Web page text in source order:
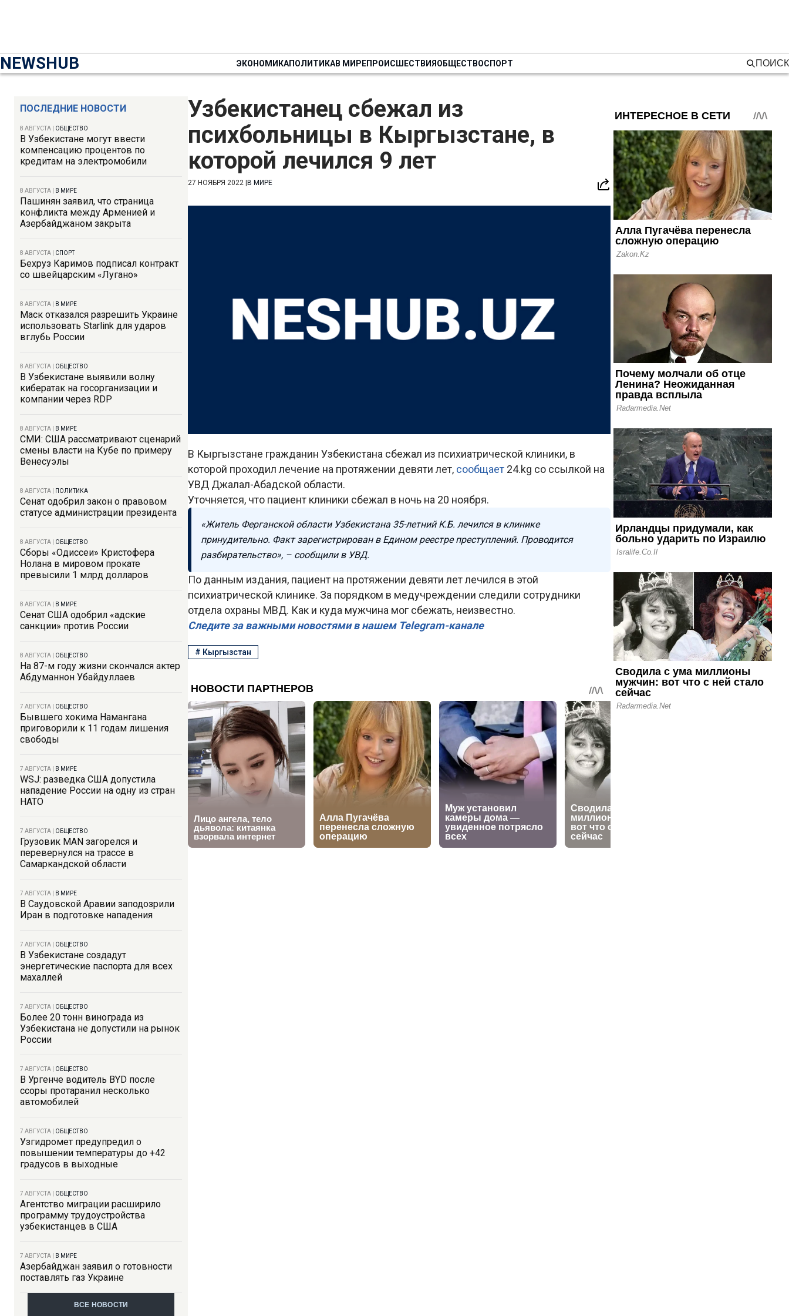
NEWSHUB ЭКОНОМИКАПОЛИТИКАВ МИРЕПРОИСШЕСТВИЯОБЩЕСТВОСПОРТ ПОИСК
ПОСЛЕДНИЕ НОВОСТИ
8 АВГУСТА ОБЩЕСТВО
В Узбекистане могут ввести
компенсацию процентов по
кредитам на электромобили
8 АВГУСТА В МИРЕ
Пашинян заявил, что страница
конфликта между Арменией и
Азербайджаном закрыта
8 АВГУСТА СПОРТ
Бехруз Каримов подписал контракт
со швейцарским «Лугано»
8 АВГУСТА В МИРЕ
Маск отказался разрешить Украине
использовать Starlink для ударов
вглубь России
8 АВГУСТА ОБЩЕСТВО
В Узбекистане выявили волну
кибератак на госорганизации и
компании через RDP
8 АВГУСТА В МИРЕ
СМИ: США рассматривают сценарий
смены власти на Кубе по примеру
Венесуэлы
8 АВГУСТА ПОЛИТИКА
Сенат одобрил закон о правовом
статусе администрации президента
8 АВГУСТА ОБЩЕСТВО
Сборы «Одиссеи» Кристофера
Нолана в мировом прокате
превысили 1 млрд долларов
8 АВГУСТА В МИРЕ
Сенат США одобрил «адские
санкции» против России
8 АВГУСТА ОБЩЕСТВО
На 87-м году жизни скончался актер
Абдуманнон Убайдуллаев
7 АВГУСТА ОБЩЕСТВО
Бывшего хокима Намангана
приговорили к 11 годам лишения
свободы
7 АВГУСТА В МИРЕ
WSJ: разведка США допустила
нападение России на одну из стран
НАТО
7 АВГУСТА ОБЩЕСТВО
Грузовик MAN загорелся и
перевернулся на трассе в
Самаркандской области
7 АВГУСТА В МИРЕ
В Саудовской Аравии заподозрили
Иран в подготовке нападения
7 АВГУСТА ОБЩЕСТВО
В Узбекистане создадут
энергетические паспорта для всех
махаллей
7 АВГУСТА ОБЩЕСТВО
Более 20 тонн винограда из
Узбекистана не допустили на рынок
России
7 АВГУСТА ОБЩЕСТВО
В Ургенче водитель BYD после
ссоры протаранил несколько
автомобилей
7 АВГУСТА ОБЩЕСТВО
Узгидромет предупредил о
повышении температуры до +42
градусов в выходные
7 АВГУСТА ОБЩЕСТВО
Агентство миграции расширило
программу трудоустройства
узбекистанцев в США
7 АВГУСТА В МИРЕ
Азербайджан заявил о готовности
поставлять газ Украине
ВСЕ НОВОСТИ
Узбекистанец сбежал из
психбольницы в Кыргызстане, в
которой лечился 9 лет
27 НОЯБРЯ 2022 В МИРЕ
В Кыргызстане гражданин Узбекистана сбежал из психиатрической клиники, в
которой проходил лечение на протяжении девяти лет, сообщает 24.kg со ссылкой на
УВД Джалал-Абадской области.
Уточняется, что пациент клиники сбежал в ночь на 20 ноября.
«Житель Ферганской области Узбекистана 35-летний К.Б. лечился в клинике
принудительно. Факт зарегистрирован в Едином реестре преступлений. Проводится
разбирательство», – сообщили в УВД.
По данным издания, пациент на протяжении девяти лет лечился в этой
психиатрической клинике. За порядком в медучреждении следили сотрудники
отдела охраны МВД. Как и куда мужчина мог сбежать, неизвестно.
Следите за важными новостями в нашем Telegram-канале
# Кыргызстан